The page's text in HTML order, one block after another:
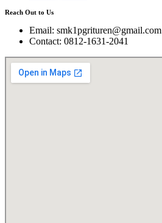
Reach Out to Us
Email: smk1pgrituren@gmail.com
Contact: 0812-1631-2041